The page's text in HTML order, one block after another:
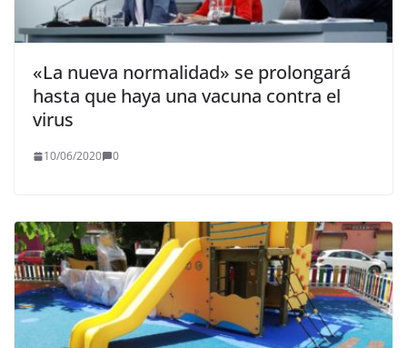
«La nueva normalidad» se prolongará
hasta que haya una vacuna contra el
virus
10/06/2020 0